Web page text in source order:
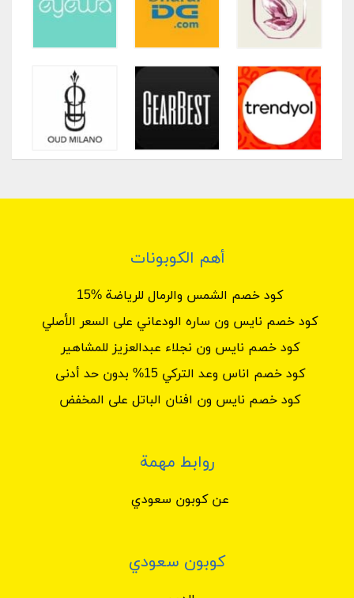
أهم الكوبونات
كود خصم الشمس والرمال للرياضة %15
كود خصم نايس ون ساره الودعاني على السعر الأصلي
كود خصم نايس ون نجلاء عبدالعزيز للمشاهير
كود خصم اناس وعد التركي 15% بدون حد أدنى
كود خصم نايس ون افنان الباتل على المخفض
روابط مهمة
عن كوبون سعودي
كوبون سعودي